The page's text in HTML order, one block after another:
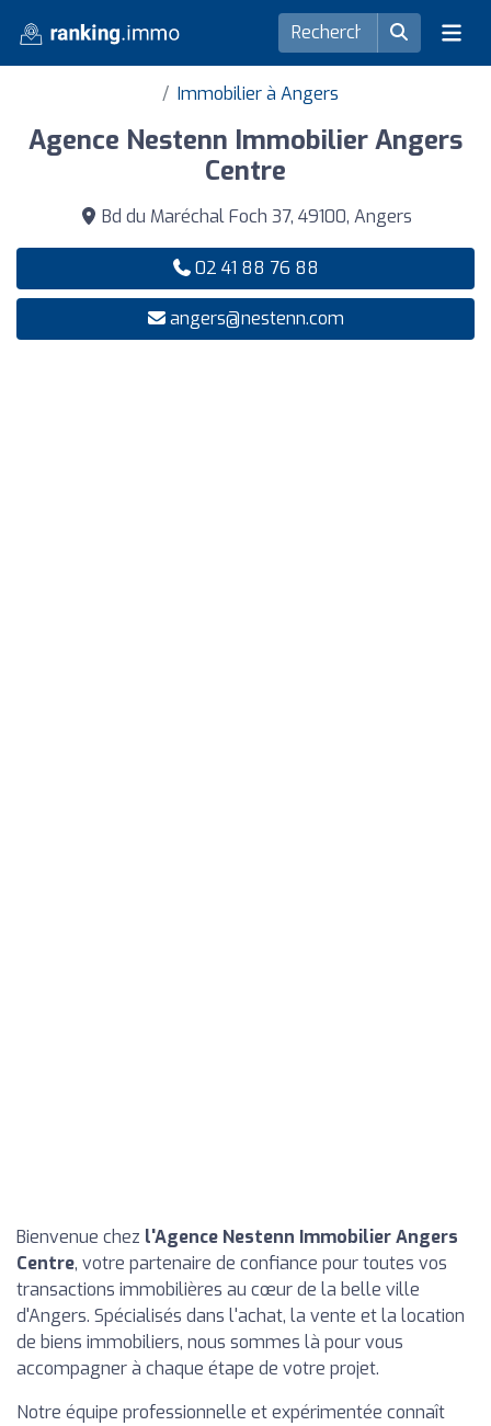
Immobilier à Angers
Agence Nestenn Immobilier Angers
Centre
Bd du Maréchal Foch 37, 49100, Angers
02 41 88 76 88
angers@nestenn.com
Bienvenue chez l'Agence Nestenn Immobilier Angers
Centre, votre partenaire de confiance pour toutes vos
transactions immobilières au cœur de la belle ville
d'Angers. Spécialisés dans l'achat, la vente et la location
de biens immobiliers, nous sommes là pour vous
accompagner à chaque étape de votre projet.
Notre équipe professionnelle et expérimentée connaît